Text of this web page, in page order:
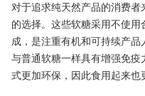
对于追求纯天然产品的消费者
的选择。这些软糖采用不使
成，是注重有机和可持续产
与普通软糖一样具有增强免
式更加环保，因此食用起来也